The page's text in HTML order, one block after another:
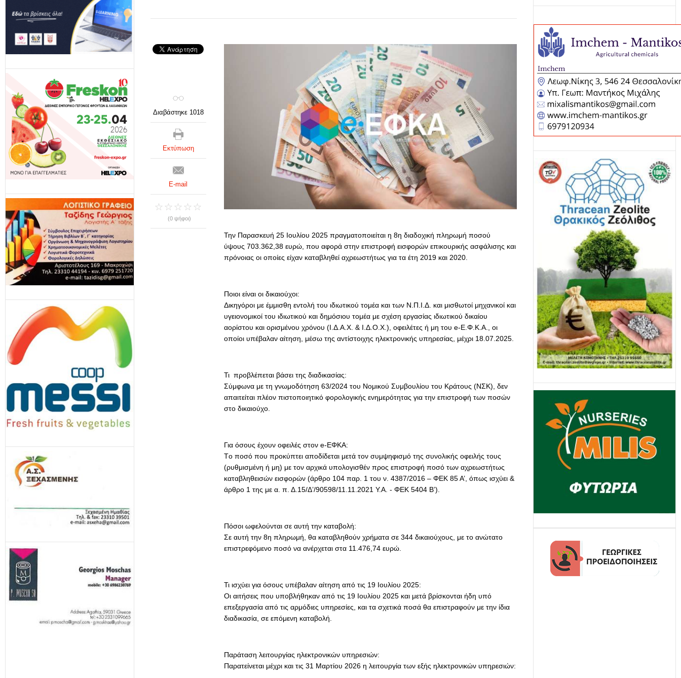
Την Παρασκευή 25 Ιουλίου 2025 πραγματοποιείται η 8η διαδοχική πληρωμή ποσού
ύψους 703.362,38 ευρώ, που αφορά στην επιστροφή εισφορών επικουρικής ασφάλισης και
πρόνοιας οι οποίες είχαν καταβληθεί αχρεωστήτως για τα έτη 2019 και 2020.
Ποιοι είναι οι δικαιούχοι:
Δικηγόροι με έμμισθη εντολή του ιδιωτικού τομέα και των Ν.Π.Ι.Δ. και μισθωτοί μηχανικοί και
υγειονομικοί του ιδιωτικού και δημόσιου τομέα με σχέση εργασίας ιδιωτικού δικαίου
αορίστου και ορισμένου χρόνου (Ι.Δ.Α.Χ. & Ι.Δ.Ο.Χ.), οφειλέτες ή μη του e-Ε.Φ.Κ.Α., οι
οποίοι υπέβαλαν αίτηση, μέσω της αντίστοιχης ηλεκτρονικής υπηρεσίας, μέχρι 18.07.2025.
Τι προβλέπεται βάσει της διαδικασίας:
Σύμφωνα με τη γνωμοδότηση 63/2024 του Νομικού Συμβουλίου του Κράτους (ΝΣΚ), δεν
απαιτείται πλέον πιστοποιητικό φορολογικής ενημερότητας για την επιστροφή των ποσών
στο δικαιούχο.
Για όσους έχουν οφειλές στον e-ΕΦΚΑ:
Tο ποσό που προκύπτει αποδίδεται μετά τον συμψηφισμό της συνολικής οφειλής τους
(ρυθμισμένη ή μη) με τον αρχικά υπολογισθέν προς επιστροφή ποσό των αχρεωστήτως
καταβληθεισών εισφορών (άρθρο 104 παρ. 1 του ν. 4387/2016 – ΦΕΚ 85 Α’, όπως ισχύει &
άρθρο 1 της με α. π. Δ.15/Δ’/90598/11.11.2021 Υ.Α. - ΦΕΚ 5404 Β’).
Πόσοι ωφελούνται σε αυτή την καταβολή:
Σε αυτή την 8η πληρωμή, θα καταβληθούν χρήματα σε 344 δικαιούχους, με το ανώτατο
επιστρεφόμενο ποσό να ανέρχεται στα 11.476,74 ευρώ.
Τι ισχύει για όσους υπέβαλαν αίτηση από τις 19 Ιουλίου 2025:
Οι αιτήσεις που υποβλήθηκαν από τις 19 Ιουλίου 2025 και μετά βρίσκονται ήδη υπό
επεξεργασία από τις αρμόδιες υπηρεσίες, και τα σχετικά ποσά θα επιστραφούν με την ίδια
διαδικασία, σε επόμενη καταβολή.
Παράταση λειτουργίας ηλεκτρονικών υπηρεσιών:
Παρατείνεται μέχρι και τις 31 Μαρτίου 2026 η λειτουργία των εξής ηλεκτρονικών υπηρεσιών:
Διαβάστηκε 1018
Εκτύπωση
E-mail
(0 ψήφοι)